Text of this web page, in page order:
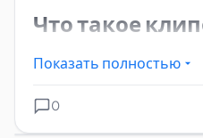
Что такое
мышление
современных медиа,
Показать полностью
0